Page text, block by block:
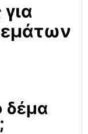
δέμα